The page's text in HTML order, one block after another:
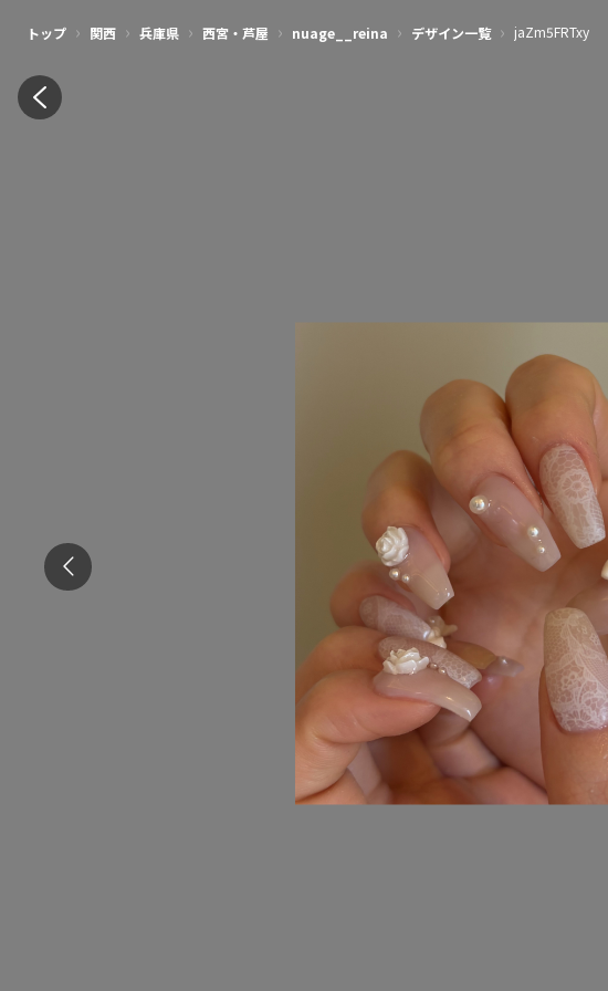
トップ › 関西 › 兵庫県 › 西宮・芦屋 › nuage__reina › デザイン一覧 › jaZm5FRTxy